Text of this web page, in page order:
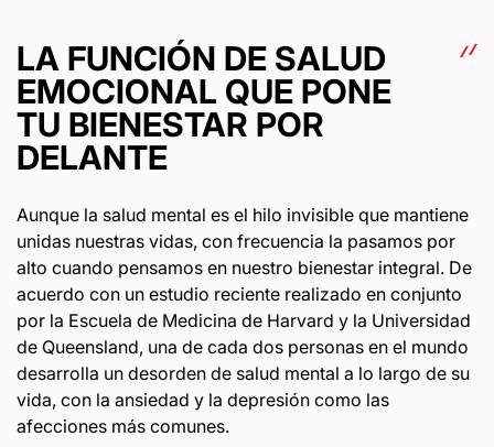
LA FUNCIÓN DE SALUD
EMOCIONAL QUE PONE
TU BIENESTAR POR
DELANTE
Aunque la salud mental es el hilo invisible que mantiene
unidas nuestras vidas, con frecuencia la pasamos por
alto cuando pensamos en nuestro bienestar integral. De
acuerdo con un estudio reciente realizado en conjunto
por la Escuela de Medicina de Harvard y la Universidad
de Queensland, una de cada dos personas en el mundo
desarrolla un desorden de salud mental a lo largo de su
vida, con la ansiedad y la depresión como las
afecciones más comunes.